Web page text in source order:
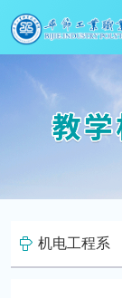
机电工程系